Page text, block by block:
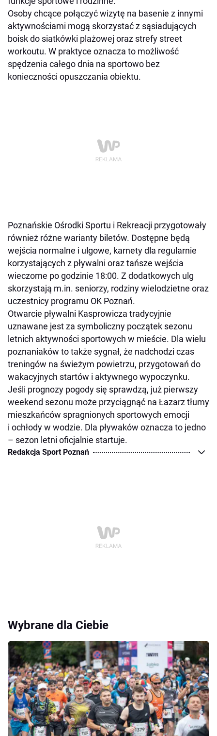
Osoby chcące połączyć wizytę na basenie z innymi
aktywnościami mogą skorzystać z sąsiadujących
boisk do siatkówki plażowej oraz strefy street
workoutu. W praktyce oznacza to możliwość
spędzenia całego dnia na sportowo bez
konieczności opuszczania obiektu.
Poznańskie Ośrodki Sportu i Rekreacji przygotowały
również różne warianty biletów. Dostępne będą
wejścia normalne i ulgowe, karnety dla regularnie
korzystających z pływalni oraz tańsze wejścia
wieczorne po godzinie 18:00. Z dodatkowych ulg
skorzystają m.in. seniorzy, rodziny wielodzietne oraz
uczestnicy programu OK Poznań.
Otwarcie pływalni Kasprowicza tradycyjnie
uznawane jest za symboliczny początek sezonu
letnich aktywności sportowych w mieście. Dla wielu
poznaniaków to także sygnał, że nadchodzi czas
treningów na świeżym powietrzu, przygotowań do
wakacyjnych startów i aktywnego wypoczynku.
Jeśli prognozy pogody się sprawdzą, już pierwszy
weekend sezonu może przyciągnąć na Łazarz tłumy
mieszkańców spragnionych sportowych emocji
i ochłody w wodzie. Dla pływaków oznacza to jedno
– sezon letni oficjalnie startuje.
Redakcja Sport Poznań
Wybrane dla Ciebie